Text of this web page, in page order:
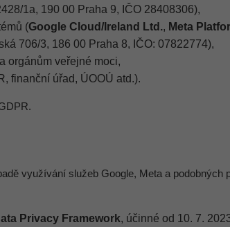
1a, 190 00 Praha 9, IČO 28408306),
(Google Cloud/Ireland Ltd., Meta
706/3, 186 00 Praha 8, IČO: 07822774),
orgánům veřejné moci,
finanční úřad, ÚOOÚ atd.).
využívání služeb Google, Meta a
Privacy Framework, účinné od 10. 7.